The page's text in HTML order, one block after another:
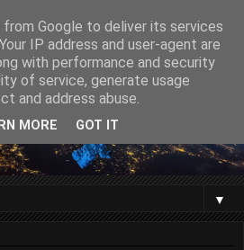
▼
Google to deliver its services
IP address and user-agent are
with performance and security
of service, generate usage
and address abuse.
MORE GOT IT